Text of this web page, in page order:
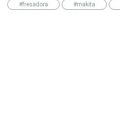
#fresadora
#makita